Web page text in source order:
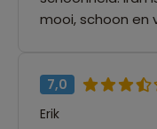
mooi, schoon en
7,0
Erik